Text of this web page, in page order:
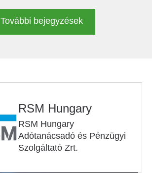
További bejegyzések
RSM Hungary
RSM Hungary
Adótanácsadó és Pénzügyi
Szolgáltató Zrt.